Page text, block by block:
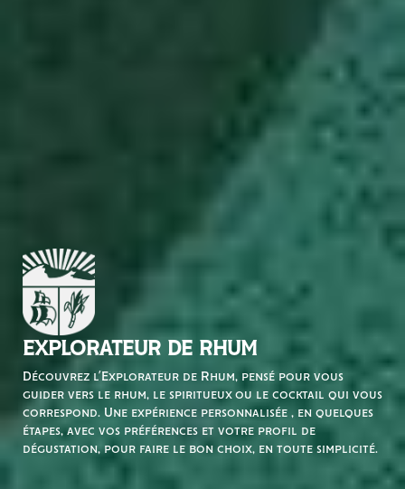
EXPLORATEUR DE RHUM
Découvrez l’Explorateur de Rhum, pensé pour vous
guider vers le rhum, le spiritueux ou le cocktail qui vous
correspond. Une expérience personnalisée , en quelques
étapes, avec vos préférences et votre profil de
dégustation, pour faire le bon choix, en toute simplicité.